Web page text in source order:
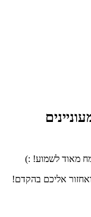
מאוד לשמוע! :)
אליכם בהקדם!